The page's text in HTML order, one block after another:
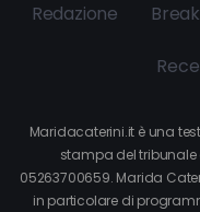
Redazione
Maridacaterini.it è una
stampa del tribunale
05263700659. Marida
in particolare di